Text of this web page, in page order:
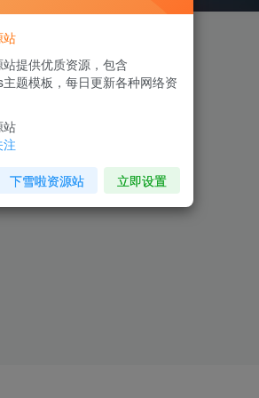
站
提供优质资源，包含
题模板，每日更新各种网络资
站
下雪啦资源站 立即设置